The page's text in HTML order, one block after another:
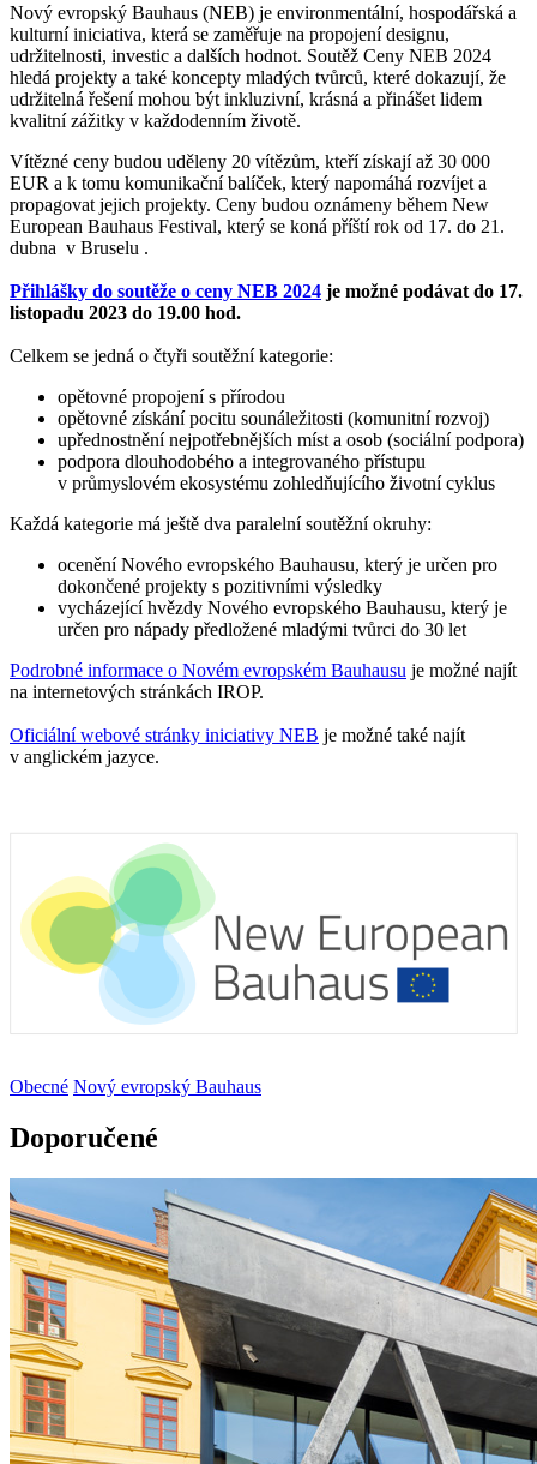
Nový evropský Bauhaus (NEB) je environmentální, hospodářská a
kulturní iniciativa, která se zaměřuje na propojení designu,
udržitelnosti, investic a dalších hodnot. Soutěž Ceny NEB 2024
hledá projekty a také koncepty mladých tvůrců, které dokazují, že
udržitelná řešení mohou být inkluzivní, krásná a přinášet lidem
kvalitní zážitky v každodenním životě.
Vítězné ceny budou uděleny 20 vítězům, kteří získají až 30 000
EUR a k tomu komunikační balíček, který napomáhá rozvíjet a
propagovat jejich projekty. Ceny budou oznámeny během New
European Bauhaus Festival, který se koná příští rok od 17. do 21.
dubna v Bruselu .
Přihlášky do soutěže o ceny NEB 2024 je možné podávat do 17.
listopadu 2023 do 19.00 hod.
Celkem se jedná o čtyři soutěžní kategorie:
opětovné propojení s přírodou
opětovné získání pocitu sounáležitosti (komunitní rozvoj)
upřednostnění nejpotřebnějších míst a osob (sociální podpora)
podpora dlouhodobého a integrovaného přístupu
v průmyslovém ekosystému zohledňujícího životní cyklus
Každá kategorie má ještě dva paralelní soutěžní okruhy:
ocenění Nového evropského Bauhausu, který je určen pro
dokončené projekty s pozitivními výsledky
vycházející hvězdy Nového evropského Bauhausu, který je
určen pro nápady předložené mladými tvůrci do 30 let
Podrobné informace o Novém evropském Bauhausu je možné najít
na internetových stránkách IROP.
Oficiální webové stránky iniciativy NEB je možné také najít
v anglickém jazyce.
Obecné Nový evropský Bauhaus
Doporučené